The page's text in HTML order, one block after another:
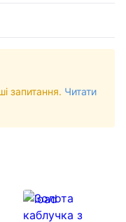
запитання. Читати